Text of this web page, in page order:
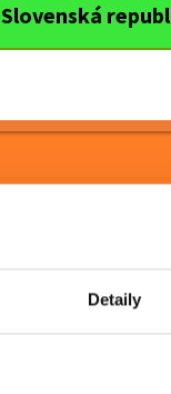
Detaily
Slovenská